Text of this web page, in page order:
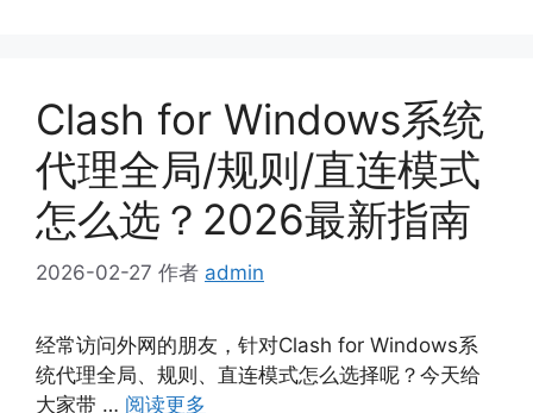
Clash for Windows系统
代理全局/规则/直连模式
怎么选？2026最新指南
2026-02-27 作者 admin
经常访问外网的朋友，针对Clash for Windows系
统代理全局、规则、直连模式怎么选择呢？今天给
大家带 … 阅读更多